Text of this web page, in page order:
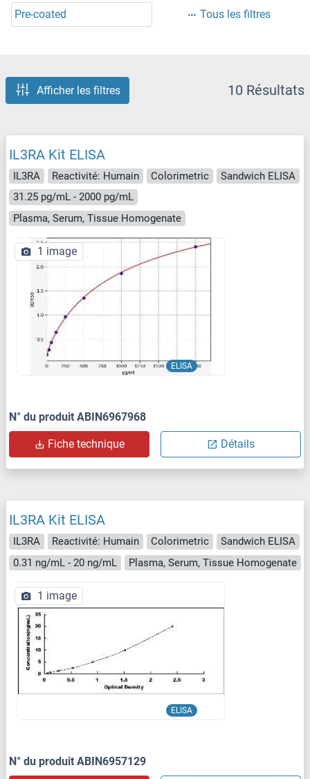
Pre-coated Tous les filtres
Afficher les filtres 10 Résultats
IL3RA Kit ELISA
IL3RA Reactivité: Humain Colorimetric
Sandwich ELISA
31.25 pg/mL - 2000 pg/mL
Plasma, Serum, Tissue Homogenate
ELISA
1 image
N° du produit ABIN6967968
Fiche technique Détails
IL3RA Kit ELISA
IL3RA Reactivité: Humain Colorimetric
Sandwich ELISA
0.31 ng/mL - 20 ng/mL
Plasma, Serum, Tissue Homogenate
ELISA
1 image
N° du produit ABIN6957129